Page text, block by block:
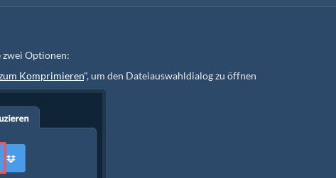
zwei Optionen:
Komprimieren", um den Dateiauswahldialog zu öffnen